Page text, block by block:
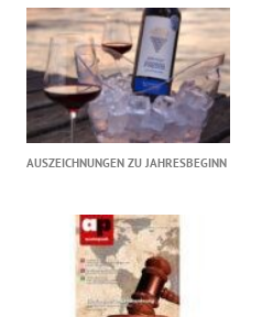
AUSZEICHNUNGEN ZU JAHRESBEGINN